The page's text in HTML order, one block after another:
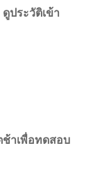
ประวัติเข้า
ช้าเพื่อทดสอบ